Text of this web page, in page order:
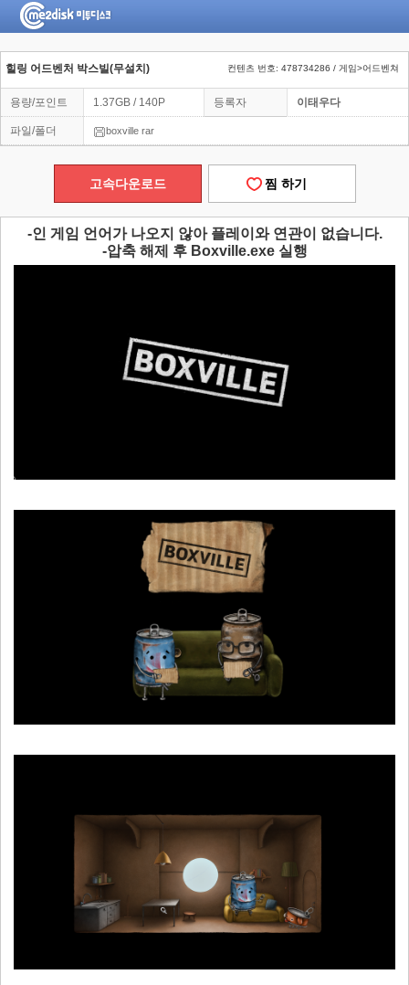
힐링 어드벤처 박스빌(무설치) 컨텐츠 번호: 478734286 / 게임>어드벤쳐
용량/포인트 1.37GB / 140P 등록자 이태우다
파일/폴더 boxville rar
고속다운로드 찜 하기
-인 게임 언어가 나오지 않아 플레이와 연관이 없습니다.
-압축 해제 후 Boxville.exe 실행